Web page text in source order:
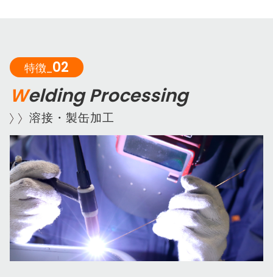
特徴_02
Welding Processing
溶接・製缶加工